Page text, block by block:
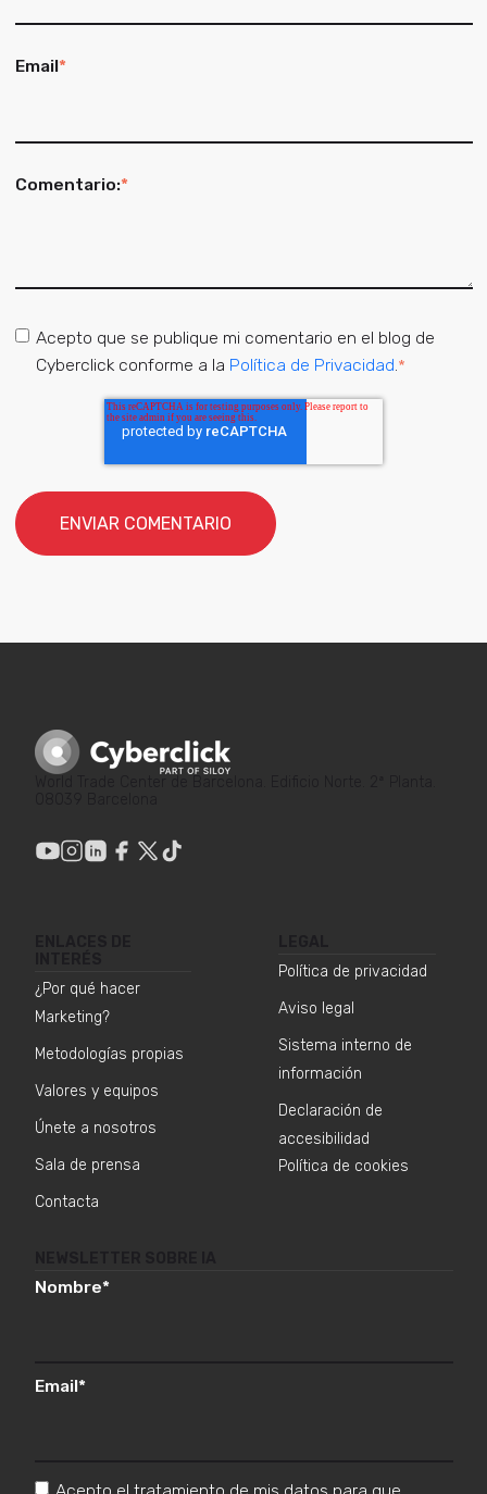
Email*
Comentario:*
Acepto que se publique mi comentario en el blog de
Cyberclick conforme a la Política de Privacidad *
¿Por qué hacer
Marketing?
Metodologías propias
Valores y equipos
Únete a nosotros
Sala de prensa
Contacta
Política de privacidad
Aviso legal
Sistema interno de
información
Declaración de
accesibilidad
Política de cookies
Nombre*
Email*